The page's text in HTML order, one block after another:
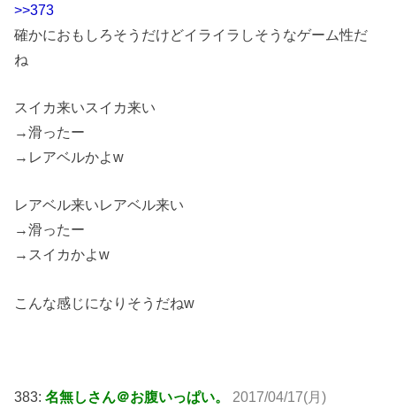
>>373
確かにおもしろそうだけどイライラしそうなゲーム性だ
ね
スイカ来いスイカ来い
→滑ったー
→レアベルかよw
レアベル来いレアベル来い
→滑ったー
→スイカかよw
こんな感じになりそうだねw
383:名無しさん＠お腹いっぱい。
2017/04/17(月)